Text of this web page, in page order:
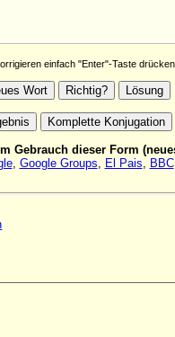
einfach "Enter"-Taste
Gebrauch dieser Form
, Google Groups El Pais BBC